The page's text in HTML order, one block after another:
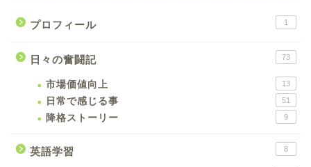
プロフィール 1
日々の奮闘記 73
市場価値向上 13
日常で感じる事 51
降格ストーリー 9
英語学習 8